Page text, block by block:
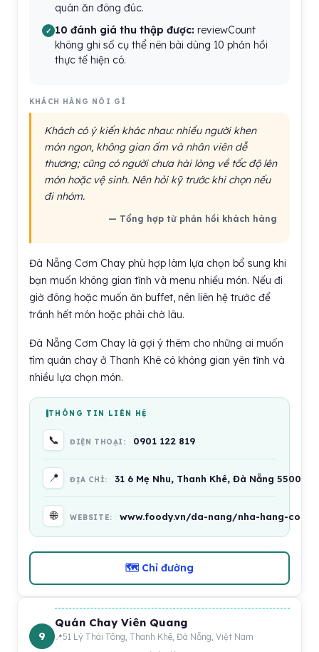
quán ăn đông đúc.
10 đánh giá thu thập được: reviewCount
không ghi số cụ thể nên bài dùng 10 phản hồi
thực tế hiện có.
KHÁCH HÀNG NÓI GÌ
Khách có ý kiến khác nhau: nhiều người khen
món ngon, không gian ấm và nhân viên dễ
thương; cũng có người chưa hài lòng về tốc độ lên
món hoặc vệ sinh. Nên hỏi kỹ trước khi chọn nếu
đi nhóm.
— Tổng hợp từ phản hồi khách hàng
Đà Nẵng Cơm Chay phù hợp làm lựa chọn bổ sung khi
bạn muốn không gian tĩnh và menu nhiều món. Nếu đi
giờ đông hoặc muốn ăn buffet, nên liên hệ trước để
tránh hết món hoặc phải chờ lâu.
Đà Nẵng Cơm Chay là gợi ý thêm cho những ai muốn
tìm quán chay ở Thanh Khê có không gian yên tĩnh và
nhiều lựa chọn món.
THÔNG TIN LIÊN HỆ
📞 ĐIỆN THOẠI: 0901 122 819
📍 ĐỊA CHỈ: 31 6 Mẹ Nhu, Thanh Khê, Đà Nẵng
🌐 WEBSITE: www.foody.vn/da-nang/nha-hang-com-
🗺 Chỉ đường
9
Quán Chay Viên Quang
51 Lý Thái Tông, Thanh Khê, Đà Nẵng, Việt Nam